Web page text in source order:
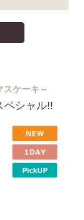
ケーキ～
シャル!!